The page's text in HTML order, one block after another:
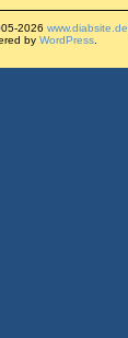
2026 www.diabsite.de
by WordPress.